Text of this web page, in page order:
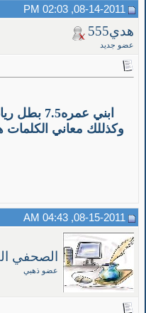
هدي555
عضو جديد
ابني
وكذللك معاني
الصحفي
عضو ذهبي